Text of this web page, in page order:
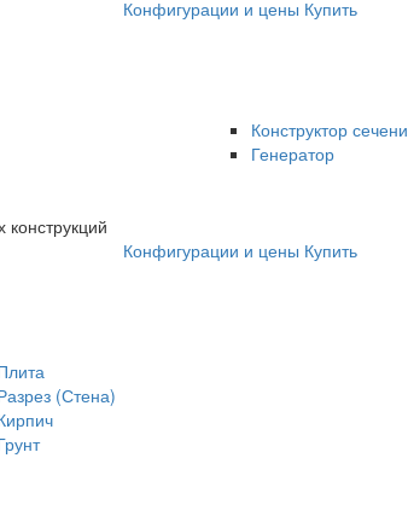
Конфигурации и цены Купить
Конструктор
Генератор
Конфигурации и цены Купить
(Стена)